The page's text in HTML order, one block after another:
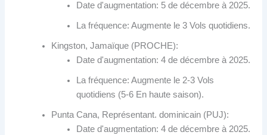
Date d'augmentation: 5 de décembre à 2025.
La fréquence: Augmente le 3 Vols quotidiens.
Kingston, Jamaïque (PROCHE):
Date d'augmentation: 4 de décembre à 2025.
La fréquence: Augmente le 2-3 Vols
quotidiens (5-6 En haute saison).
Punta Cana, Représentant. dominicain (PUJ):
Date d'augmentation: 4 de décembre à 2025.